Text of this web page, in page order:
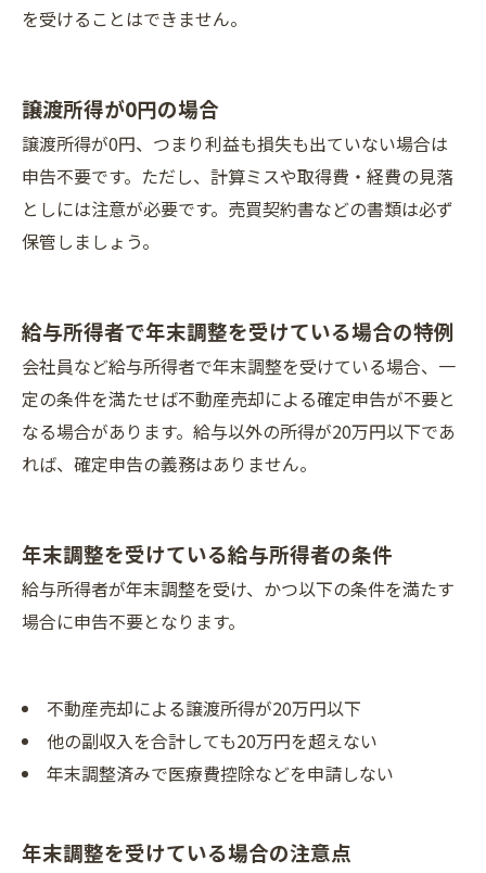
を受けることはできません。
譲渡所得が0円の場合
譲渡所得が0円、つまり利益も損失も出ていない場合は
申告不要です。ただし、計算ミスや取得費・経費の見落
としには注意が必要です。売買契約書などの書類は必ず
保管しましょう。
給与所得者で年末調整を受けている場合の特例
会社員など給与所得者で年末調整を受けている場合、一
定の条件を満たせば不動産売却による確定申告が不要と
なる場合があります。給与以外の所得が20万円以下であ
れば、確定申告の義務はありません。
年末調整を受けている給与所得者の条件
給与所得者が年末調整を受け、かつ以下の条件を満たす
場合に申告不要となります。
不動産売却による譲渡所得が20万円以下
他の副収入を合計しても20万円を超えない
年末調整済みで医療費控除などを申請しない
年末調整を受けている場合の注意点